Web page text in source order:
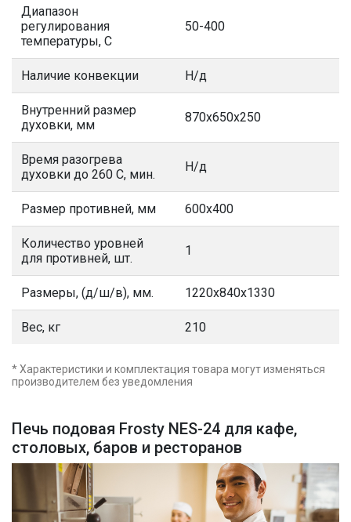
Печь подовая Frosty NES-24 для кафе,
столовых, баров и ресторанов
Диапазон
регулирования
температуры, С
50-400
Наличие конвекции Н/д
Внутренний размер
духовки, мм
870х650х250
Время разогрева
духовки до 260 С, мин.
Н/д
Размер противней, мм 600х400
Количество уровней
для противней, шт.
1
Размеры, (д/ш/в), мм. 1220x840х1330
Вес, кг 210
* Характеристики и комплектация товара могут изменяться
производителем без уведомления